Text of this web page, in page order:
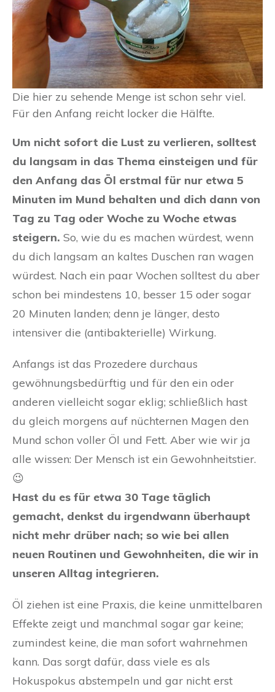
Die hier zu sehende Menge ist schon sehr viel.
Für den Anfang reicht locker die Hälfte.
Um nicht sofort die Lust zu verlieren, solltest
du langsam in das Thema einsteigen und für
den Anfang das Öl erstmal für nur etwa 5
Minuten im Mund behalten und dich dann von
Tag zu Tag oder Woche zu Woche etwas
steigern. So, wie du es machen würdest, wenn
du dich langsam an kaltes Duschen ran wagen
würdest. Nach ein paar Wochen solltest du aber
schon bei mindestens 10, besser 15 oder sogar
20 Minuten landen; denn je länger, desto
intensiver die (antibakterielle) Wirkung.
Anfangs ist das Prozedere durchaus
gewöhnungsbedürftig und für den ein oder
anderen vielleicht sogar eklig; schließlich hast
du gleich morgens auf nüchternen Magen den
Mund schon voller Öl und Fett. Aber wie wir ja
alle wissen: Der Mensch ist ein Gewohnheitstier.
😉
Hast du es für etwa 30 Tage täglich
gemacht, denkst du irgendwann überhaupt
nicht mehr drüber nach; so wie bei allen
neuen Routinen und Gewohnheiten, die wir in
unseren Alltag integrieren.
Öl ziehen ist eine Praxis, die keine unmittelbaren
Effekte zeigt und manchmal sogar gar keine;
zumindest keine, die man sofort wahrnehmen
kann. Das sorgt dafür, dass viele es als
Hokuspokus abstempeln und gar nicht erst